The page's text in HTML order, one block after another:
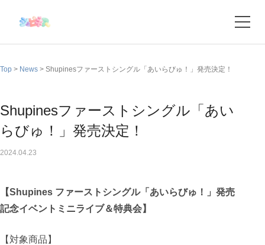
Top > News > Shupinesファーストシングル「あいらびゅ！」発売決定！
Shupinesファーストシングル「あい
らびゅ！」発売決定！
2024.04.23
【Shupines ファーストシングル「あいらびゅ！」発売
記念イベントミニライブ＆特典会】
【対象商品】